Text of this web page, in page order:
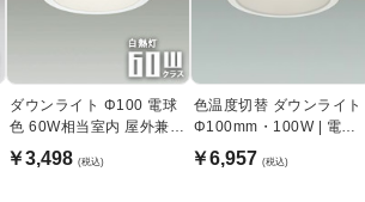
ダウンライト Φ100 電球
色 60W相当室内 屋外兼用
｜ホワイト
￥3,498 (税込)
色温度切替 ダウンライト
Φ100mm・100W | 電球
色~温白色
￥6,957 (税込)